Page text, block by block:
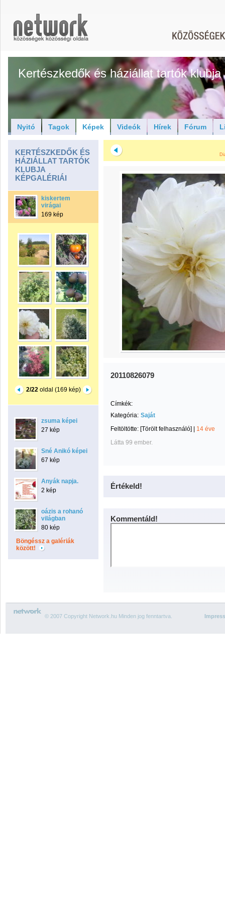
Kertészkedők és háziállat tartók klubja
Nyitó Tagok Képek Videók Hírek Fórum
KERTÉSZKEDŐK ÉS
HÁZIÁLLAT TARTÓK
KLUBJA
KÉPGALÉRIÁI
kiskertem
virágai
169 kép
2/22oldal (169 kép)
zsuma képei
27 kép
Sné Anikó képei
67 kép
Anyák napja.
2 kép
oázis a rohanó
világban
80 kép
Böngéssz a galériák
között!
20110826079
Címkék:
Kategória: Saját
Feltöltötte: [Törölt felhasználó]
14 éve
Látta 99 ember.
Értékeld!
Kommentáld!
© 2007 Copyright Network.hu Minden jog fenntartva.